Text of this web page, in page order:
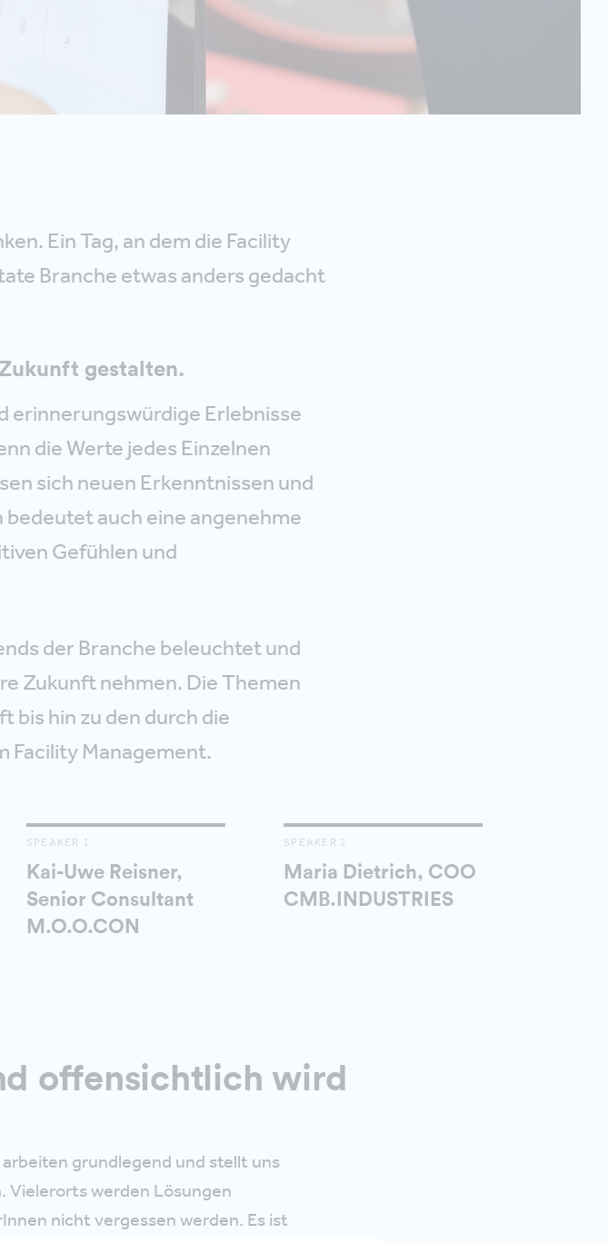
Ein Tag, an dem die Facility
Branche etwas anders gedacht
gestalten.
erinnerungswürdige Erlebnisse
die Werte jedes Einzelnen
sich neuen Erkenntnissen und
auch eine angenehme
Gefühlen und
der Branche beleuchtet und
Zukunft nehmen. Die Themen
bis hin zu den durch die
Facility Management.
SPEAKER 1
Kai-Uwe Reisner,
Senior Consultant
M.O.O.CON
SPEAKER 2
Maria Dietrich, COO
CMB.INDUSTRIES
offensichtlich wird
grundlegend und stellt uns
Vielerorts werden Lösungen
nicht vergessen werden. Es ist